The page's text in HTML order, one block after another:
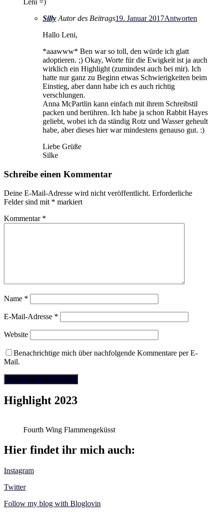
Leni =)
Silly Autor des Beitrags19. Januar 2017Antworten
Hallo Leni,
*aaawww* Ben war so toll, den würde ich glatt
adoptieren. ;) Okay, Worte für die Ewigkeit ist ja auch
wirklich ein Highlight (zumindest auch bei mir). Ich
hatte nur ganz zu Beginn etwas Schwierigkeiten beim
Einstieg, aber dann habe ich es auch richtig
verschlungen.
Anna McPartlin kann einfach mit ihrem Schreibstil
packen und berühren. Ich habe ja schon Rabbit Hayes
geliebt, wobei ich da ständig Rotz und Wasser geheult
habe, aber dieses hier war mindestens genauso gut. :)
Liebe Grüße
Silke
Schreibe einen Kommentar
Deine E-Mail-Adresse wird nicht veröffentlicht. Erforderliche
Felder sind mit * markiert
Kommentar *
Name *
E-Mail-Adresse *
Website
Benachrichtige mich über nachfolgende Kommentare per E-
Mail.
Highlight 2023
Fourth Wing Flammengeküsst
Hier findet ihr mich auch:
Instagram
Twitter
Follow my blog with Bloglovin